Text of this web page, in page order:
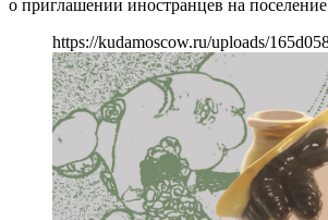
о приглашении иностранцев на
https://kudamoscow.ru/uploads/